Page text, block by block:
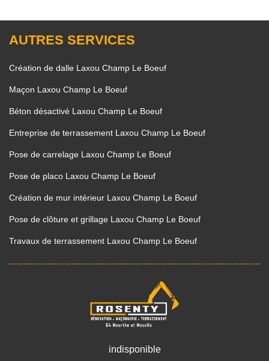
AUTRES SERVICES
Création de dalle Laxou Champ Le Boeuf
Maçon Laxou Champ Le Boeuf
Béton désactivé Laxou Champ Le Boeuf
Entreprise de terrassement Laxou Champ Le Boeuf
Pose de carrelage Laxou Champ Le Boeuf
Pose de placo Laxou Champ Le Boeuf
Création de mur intérieur Laxou Champ Le Boeuf
Pose de clôture et grillage Laxou Champ Le Boeuf
Travaux de terrassement Laxou Champ Le Boeuf
indisponible